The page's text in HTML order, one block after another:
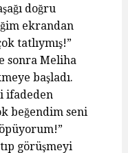
doğru
ekrandan
tatlıymış!”
sonra Meliha
başladı.
ifadeden
beğendim seni
görüşmeyi